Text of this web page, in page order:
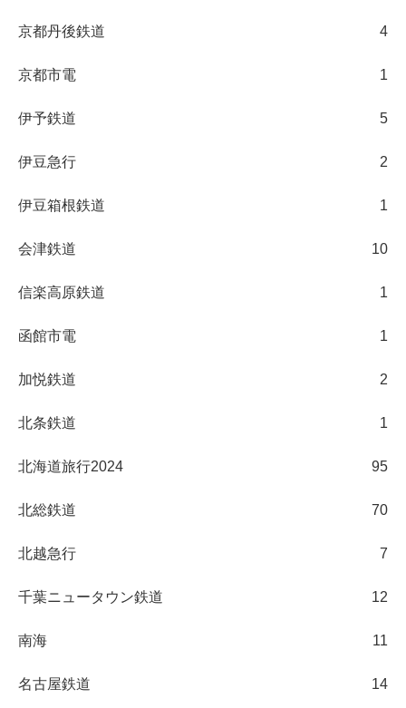
京都丹後鉄道 4
京都市電 1
伊予鉄道 5
伊豆急行 2
伊豆箱根鉄道 1
会津鉄道 10
信楽高原鉄道 1
函館市電 1
加悦鉄道 2
北条鉄道 1
北海道旅行2024 95
北総鉄道 70
北越急行 7
千葉ニュータウン鉄道 12
南海 11
名古屋鉄道 14